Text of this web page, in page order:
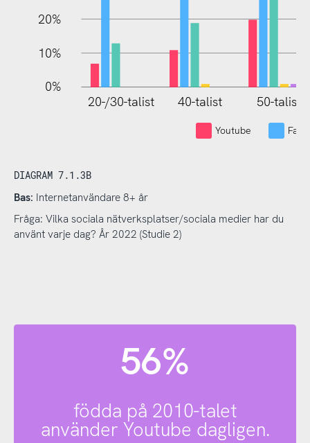
20%
10%
0%
20-/30-talist 40-talist 50-talist
Youtube
DIAGRAM 7.1.3B
Bas: Internetanvändare 8+ år
Fråga: Vilka sociala nätverksplatser/sociala medier har du
använt varje dag? År 2022 (Studie 2)
56%
födda på 2010-talet
använder Youtube dagligen.